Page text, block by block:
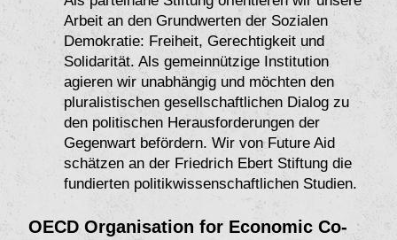
Arbeit an den Grundwerten der Sozialen
Demokratie: Freiheit, Gerechtigkeit und
Solidarität. Als gemeinnützige Institution
agieren wir unabhängig und möchten den
pluralistischen gesellschaftlichen Dialog zu
den politischen Herausforderungen der
Gegenwart befördern. Wir von Future Aid
schätzen an der Friedrich Ebert Stiftung die
fundierten politikwissenschaftlichen Studien.
OECD Organisation for Economic Co-